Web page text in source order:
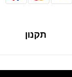
תקנון